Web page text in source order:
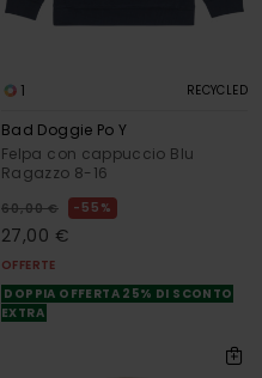
1 RECYCLED
Bad Doggie Po Y
Felpa con cappuccio Blu
Ragazzo 8-16
60,00 € 55%
27,00 €
OFFERTE
DOPPIA OFFERTA 25% DI SCONTO
EXTRA